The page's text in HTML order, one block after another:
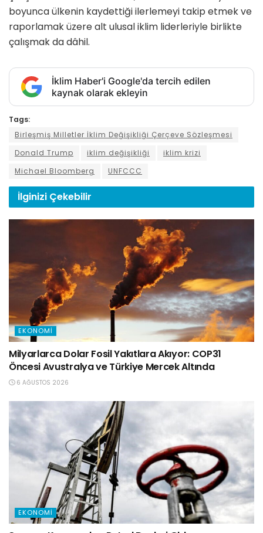
boyunca ülkenin kaydettiği ilerlemeyi takip etmek ve
raporlamak üzere alt ulusal iklim liderleriyle birlikte
çalışmak da dâhil.
İklim Haber'i Google'da tercih edilen
kaynak olarak ekleyin
Tags:
Birleşmiş Milletler İklim Değişikliği Çerçeve Sözleşmesi
Donald Trump
iklim değişikliği
iklim krizi
Michael Bloomberg
UNFCCC
İlginizi Çekebilir
EKONOMI
Milyarlarca Dolar Fosil Yakıtlara Akıyor: COP31
Öncesi Avustralya ve Türkiye Mercek Altında
6 AĞUSTOS 2026
EKONOMI